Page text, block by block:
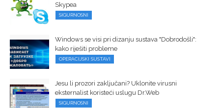
Skypea
SIGURNOSNI
Windows se visi pri dizanju sustava "Dobrodošli":
kako riješiti probleme
OPERACIJSKI SUSTAVI
Jesu li prozori zaključani? Uklonite virusni
eksternalist koristeći uslugu Dr.Web
SIGURNOSNI